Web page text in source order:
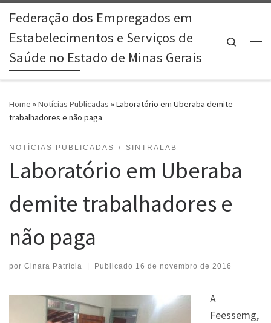
Skip to content
Federação dos Empregados em
Estabelecimentos e Serviços de
Saúde no Estado de Minas Gerais
Search
Home »Notícias Publicadas »Laboratório em Uberaba demite
trabalhadores e não paga
NOTÍCIAS PUBLICADAS SINTRALAB
Laboratório em Uberaba
demite trabalhadores e
não paga
por Cinara Patrícia Publicado 16 de novembro de 2016
A
Feessemg,